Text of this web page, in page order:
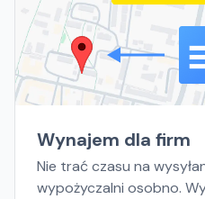
Wynajem dla firm
Nie trać czasu na
wypożyczalni osobno.